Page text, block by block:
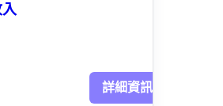
詳細資訊